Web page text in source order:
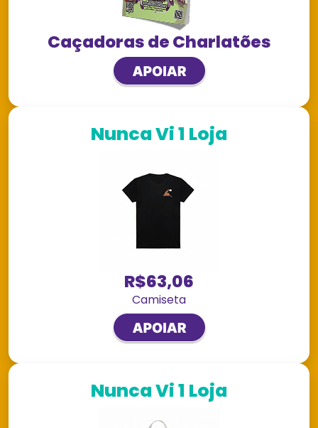
Caçadoras de Charlatões
Nunca Vi 1 Loja
R$63,06
Camiseta
Nunca Vi 1 Loja